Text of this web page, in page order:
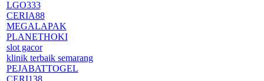
LGO333
CERIA88
MEGALAPAK
PLANETHOKI
slot gacor
klinik terbaik semarang
PEJABATTOGEL
CERI138